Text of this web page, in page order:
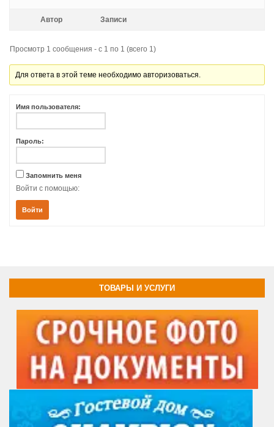
Автор Записи
Просмотр 1 сообщения - с 1 по 1 (всего 1)
Для ответа в этой теме необходимо авторизоваться.
Имя пользователя:
Пароль:
Запомнить меня
Войти с помощью:
Войти
ТОВАРЫ И УСЛУГИ